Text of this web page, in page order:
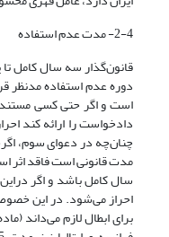
2-4- مدت عدم استفاده
قانون‌گذار سه سال کامل
دوره عدم استفاده مدنظر
است و اگر حتی کسی
دادخواست را ارائه کند
چنان‌چه در دعوای سوم،
مدت قانونی است فاقد اثر
سال کامل باشد و اگر
احراز می‌شود. در این